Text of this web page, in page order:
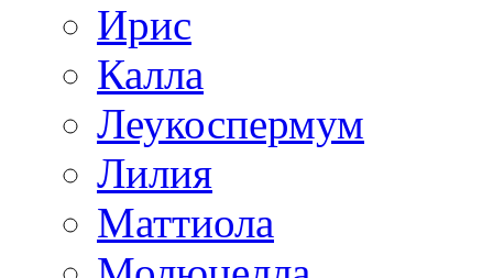
Ирис
Калла
Леукоспермум
Лилия
Маттиола